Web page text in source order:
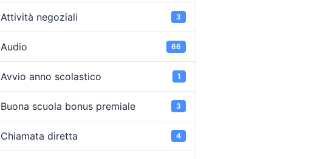
Attività negoziali 3
Audio 66
Avvio anno scolastico 1
Buona scuola bonus premiale 3
Chiamata diretta 4